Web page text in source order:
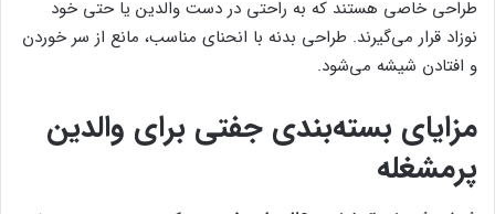
طراحی خاصی هستند که به راحتی در دست والدین یا حتی خود
نوزاد قرار می‌گیرند. طراحی بدنه با انحنای مناسب، مانع از سر خوردن
و افتادن شیشه می‌شود.
مزایای بسته‌بندی جفتی برای والدین
پرمشغله